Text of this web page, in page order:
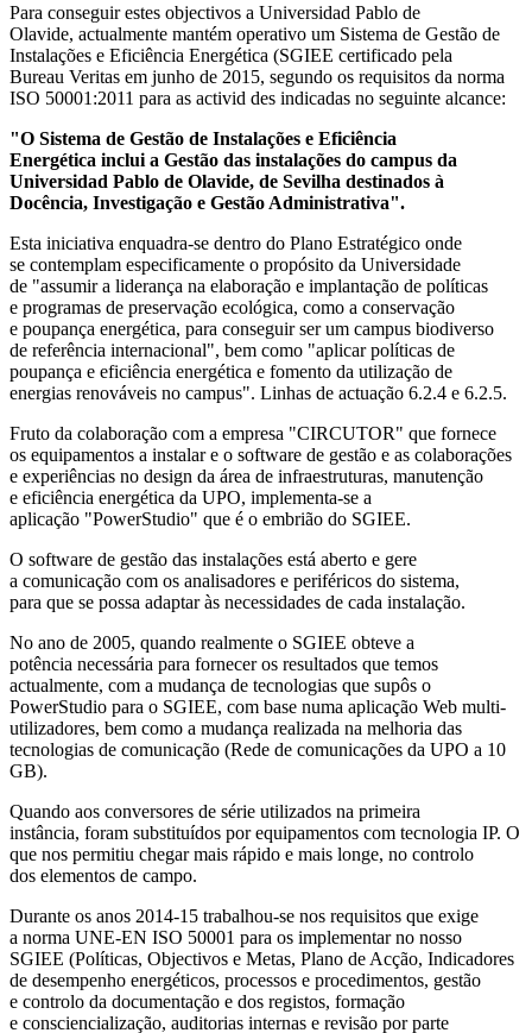
Para conseguir estes objectivos a Universidad Pablo de
Olavide, actualmente mantém operativo um Sistema de Gestão de
Instalações e Eficiência Energética (SGIEE certificado pela
Bureau Veritas em junho de 2015, segundo os requisitos da norma
ISO 50001:2011 para as activid des indicadas no seguinte alcance:
"O Sistema de Gestão de Instalações e Eficiência
Energética inclui a Gestão das instalações do campus da
Universidad Pablo de Olavide, de Sevilha destinados à
Docência, Investigação e Gestão Administrativa".
Esta iniciativa enquadra-se dentro do Plano Estratégico onde
se contemplam especificamente o propósito da Universidade
de "assumir a liderança na elaboração e implantação de políticas
e programas de preservação ecológica, como a conservação
e poupança energética, para conseguir ser um campus biodiverso
de referência internacional", bem como "aplicar políticas de
poupança e eficiência energética e fomento da utilização de
energias renováveis no campus". Linhas de actuação 6.2.4 e 6.2.5.
Fruto da colaboração com a empresa "CIRCUTOR" que fornece
os equipamentos a instalar e o software de gestão e as colaborações
e experiências no design da área de infraestruturas, manutenção
e eficiência energética da UPO, implementa-se a
aplicação "PowerStudio" que é o embrião do SGIEE.
O software de gestão das instalações está aberto e gere
a comunicação com os analisadores e periféricos do sistema,
para que se possa adaptar às necessidades de cada instalação.
No ano de 2005, quando realmente o SGIEE obteve a
potência necessária para fornecer os resultados que temos
actualmente, com a mudança de tecnologias que supôs o
PowerStudio para o SGIEE, com base numa aplicação Web multi-
utilizadores, bem como a mudança realizada na melhoria das
tecnologias de comunicação (Rede de comunicações da UPO a 10
GB).
Quando aos conversores de série utilizados na primeira
instância, foram substituídos por equipamentos com tecnologia IP. O
que nos permitiu chegar mais rápido e mais longe, no controlo
dos elementos de campo.
Durante os anos 2014-15 trabalhou-se nos requisitos que exige
a norma UNE-EN ISO 50001 para os implementar no nosso
SGIEE (Políticas, Objectivos e Metas, Plano de Acção, Indicadores
de desempenho energéticos, processos e procedimentos, gestão
e controlo da documentação e dos registos, formação
e consciencialização, auditorias internas e revisão por parte